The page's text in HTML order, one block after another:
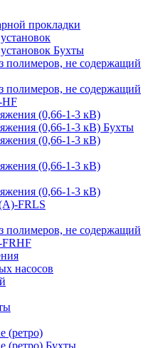
прокладки
Бухты
полимеров, не содержащий
полимеров, не содержащий
HF
(0,66-1-3 кВ)
(0,66-1-3 кВ) Бухты
(0,66-1-3 кВ)
(0,66-1-3 кВ)
(0,66-1-3 кВ)
FRLS
полимеров, не содержащий
FRHF
насосов
(ретро)
(ретро) Бухты